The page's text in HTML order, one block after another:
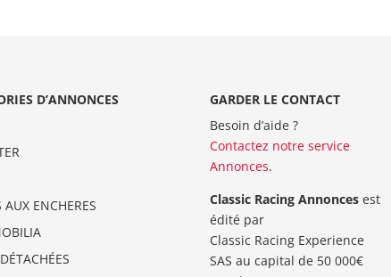
D’ANNONCES
AUX ENCHERES
GARDER LE CONTACT
Besoin d’aide ?
Contactez notre service
Annonces.
Classic Racing Annoncesest
édité par
Classic Racing Experience
SAS au capital de 50 000€